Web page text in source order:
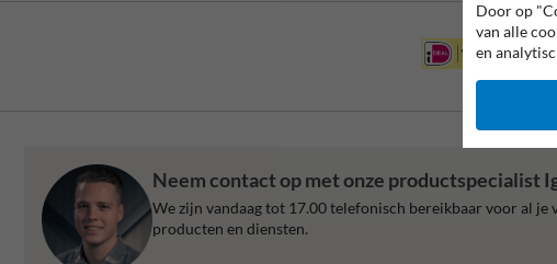
Neem contact op met onze productspecialist
We zijn vandaag tot 17.00 telefonisch bereikbaar voor al je
producten en diensten.
Door op
van alle
en